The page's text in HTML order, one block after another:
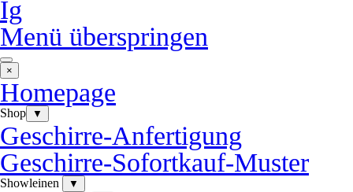
Ig
Menü überspringen
×
Homepage
Shop ▼
Geschirre-Anfertigung
Geschirre-Sofortkauf-Muster
Showleinen ▼